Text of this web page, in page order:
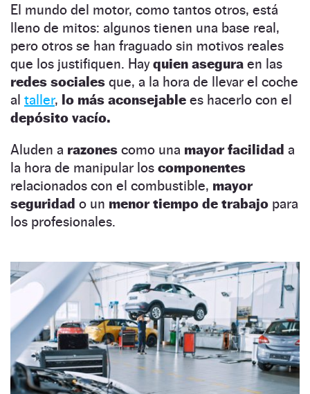
El mundo del motor, como tantos otros, está
lleno de mitos: algunos tienen una base real,
pero otros se han fraguado sin motivos reales
que los justifiquen. Hayquien asegura en las
redes sociales que, a la hora de llevar el coche
al taller, lo más aconsejable es hacerlo con el
depósito vacío.
Aluden a razones como una mayor facilidad a
la hora de manipular los componentes
relacionados con el combustible, mayor
seguridad o un menor tiempo de trabajo para
los profesionales.